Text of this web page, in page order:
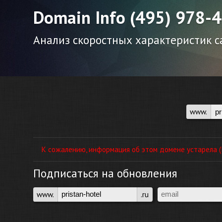
Domain Info (495) 978-
Анализ скоростных характеристик
www.
К сожалению, информация об этом домене устарела
Подписаться на обновления
www. .ru